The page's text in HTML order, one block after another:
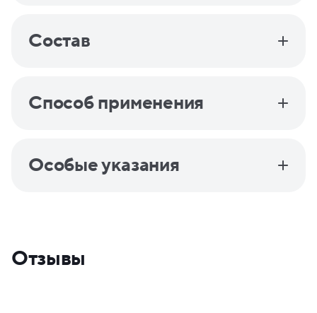
Состав
Способ применения
Особые указания
Отзывы